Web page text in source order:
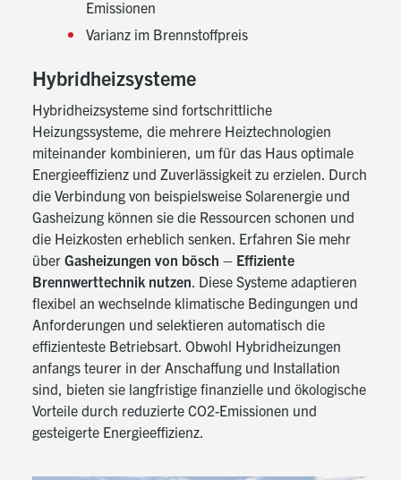
Emissionen
Varianz im Brennstoffpreis
Hybridheizsysteme
Hybridheizsysteme sind fortschrittliche
Heizungssysteme, die mehrere Heiztechnologien
miteinander kombinieren, um für das Haus optimale
Energieeffizienz und Zuverlässigkeit zu erzielen. Durch
die Verbindung von beispielsweise Solarenergie und
Gasheizung können sie die Ressourcen schonen und
die Heizkosten erheblich senken. Erfahren Sie mehr
über Gasheizungen von bösch – Effiziente
Brennwerttechnik nutzen Diese Systeme adaptieren
flexibel an wechselnde klimatische Bedingungen und
Anforderungen und selektieren automatisch die
effizienteste Betriebsart. Obwohl Hybridheizungen
anfangs teurer in der Anschaffung und Installation
sind, bieten sie langfristige finanzielle und ökologische
Vorteile durch reduzierte CO2-Emissionen und
gesteigerte Energieeffizienz.